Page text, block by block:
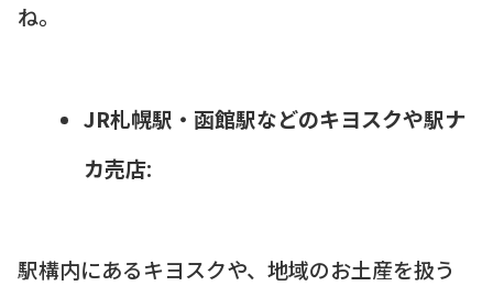
ね。
JR札幌駅・函館駅などのキヨスクや駅ナ
カ売店:
駅構内にあるキヨスクや、地域のお土産を扱う